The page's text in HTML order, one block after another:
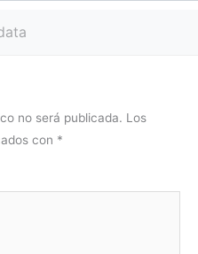
no será publicada. Los
con *